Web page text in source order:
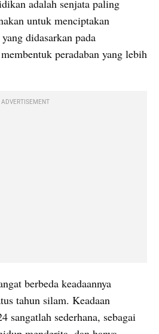
adalah senjata paling
untuk menciptakan
didasarkan pada
peradaban yang lebih
ADVERTISEMENT
berbeda keadaannya
tahun silam. Keadaan
sangatlah sederhana, sebagai